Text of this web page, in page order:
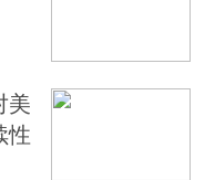
美
性